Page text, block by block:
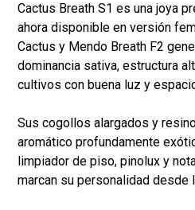
Cactus Breath S1 es una joya
ahora disponible en versión
Cactus y Mendo Breath F2
dominancia sativa, estructura
cultivos con buena luz y
Sus cogollos alargados y
aromático profundamente
limpiador de piso, pinolux y
marcan su personalidad desde